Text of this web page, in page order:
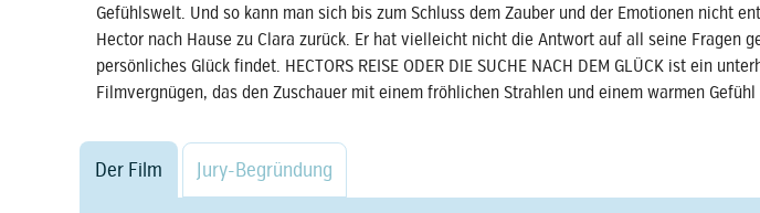
Gefühlswelt. Und so kann man sich bis zum Schluss dem Zauber und der Emotionen nicht
Hector nach Hause zu Clara zurück. Er hat vielleicht nicht die Antwort auf all seine Fragen
persönliches Glück findet. HECTORS REISE ODER DIE SUCHE NACH DEM GLÜCK ist ein
Filmvergnügen, das den Zuschauer mit einem fröhlichen Strahlen und einem warmen
Der Film Jury-Begründung